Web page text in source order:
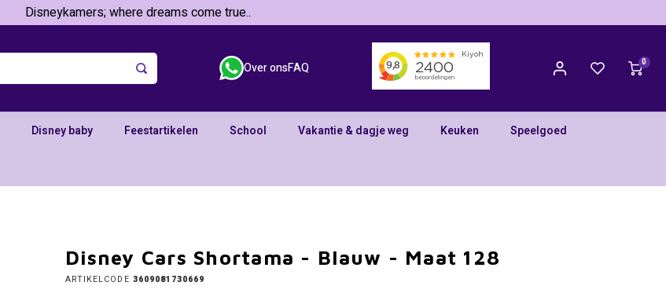
Disneykamers; where dreams come true..
Over onsFAQ 0
Disney baby Feestartikelen School Vakantie & dagje weg Keuken Speelgoed
Disney Cars Shortama - Blauw - Maat 128
ARTIKELCODE 3609081730669